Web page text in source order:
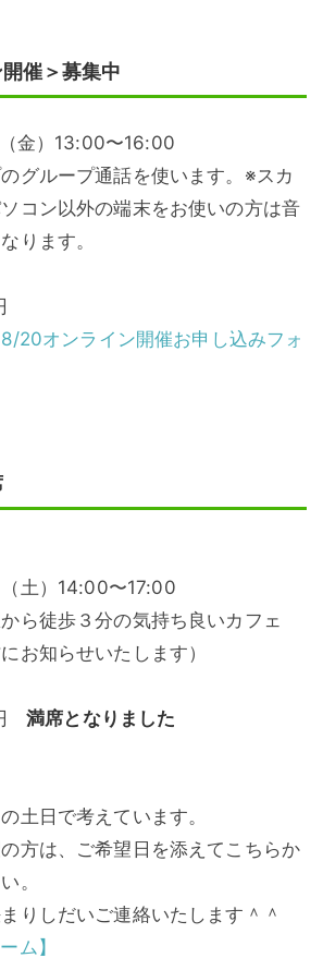
催＞募集中
金）13:00〜16:00
グループ通話を使います。※スカ
コン以外の端末をお使いの方は音
ります。
8/20オンライン開催お申し込みフォ
（土）14:00〜17:00
ら徒歩３分の気持ち良いカフェ
お知らせいたします）
円満席となりました
土日で考えています。
方は、ご希望日を添えてこちらか
。
りしだいご連絡いたします＾＾
ム】